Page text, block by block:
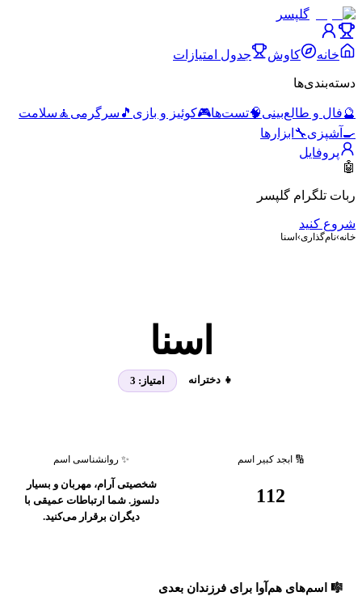
گلپسر
خانه کاوش جدول امتیازات
دسته‌بندی‌ها
🔮فال و طالع‌بینی🧠تست‌ها🎮کوئیز و بازی 🎵 سرگرمی 🧘 سلامت
🍳 آشپزی🔧 ابزارها
پروفایل
🤖
ربات تلگرام گلپسر
شروع کنید
خانه›نام‌گذاری› اسنا
اسنا
👧 دخترانه امتیاز: 3
🔢 ابجد کبیر اسم
112
✨ روانشناسی اسم
شخصیتی آرام، مهربان و بسیار
دلسوز. شما ارتباطات عمیقی با
دیگران برقرار می‌کنید.
🎼 اسم‌های هم‌آوا برای فرزندان بعدی